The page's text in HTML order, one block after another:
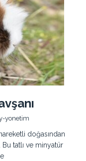
yonetim
doğasından
tatlı ve minyatür